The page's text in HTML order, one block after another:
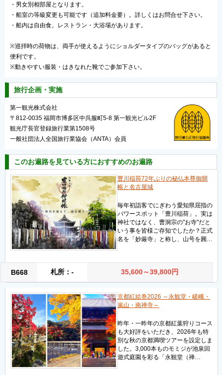
・男女別相部屋となります。
・船室の等級変更も可能です（追加料金要）。詳しくはお問合せ下さい。
・船内は自由食。レストラン・大浴場があります。
※巡拝時の荷物は、両手が使えるようにショルダータイプのバッグがあると
便利です。
※動きやすい服装・はきなれた靴でご参加下さい。
旅行企画・実施
第一観光株式会社
〒812-0035 福岡市博多区中呉服町5-8 第一観光ビル2F
観光庁長官登録旅行業第1508号
一般社団法人全国旅行業協会（ANTA）会員
このお遍路を見ている方におすすめのお遍路
豊川稲荷72年ぶりの秘仏本尊御開
帳と名古屋城
毎年初詣客でにぎわう愛知県屈指の
パワースポット「豊川稲荷」。実は
神社ではなく、曹洞宗の"お寺"だと
いう事を皆様ご存知でしたか？正式
名を「妙厳寺」と称し、山号を圓…
B668 札所：- 35,600～39,800円
京都紅絵巻2026 ～永観堂・嵯峨・
嵐山・南禅寺～
昨年・一昨年の京都紅葉狩りコース
も大好評をいただき、2026年も特
別な秋の京都満喫ツアーを設定しま
した。3,000本ものモミジが池泉回
遊式庭園を彩る「永観堂（禅…